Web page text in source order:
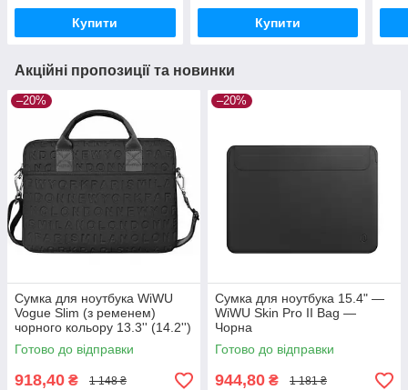
Купити Купити
Акційні пропозиції та новинки
–20%
Сумка для ноутбука WiWU
Vogue Slim (з ременем)
чорного кольору 13.3'' (14.2'')
Готово до відправки
918,40 ₴ 1 148 ₴
–20%
Сумка для ноутбука 15.4" —
WiWU Skin Pro II Bag —
Чорна
Готово до відправки
944,80 ₴ 1 181 ₴